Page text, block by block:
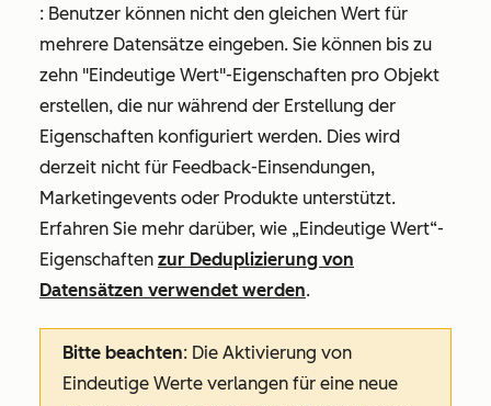
: Benutzer können nicht den gleichen Wert für
mehrere Datensätze eingeben. Sie können bis zu
zehn "Eindeutige Wert"-Eigenschaften pro Objekt
erstellen, die nur während der Erstellung der
Eigenschaften konfiguriert werden. Dies wird
derzeit nicht für Feedback-Einsendungen,
Marketingevents oder Produkte unterstützt.
Erfahren Sie mehr darüber, wie „Eindeutige Wert“-
Eigenschaften zur Deduplizierung von
Datensätzen verwendet werden.
Bitte beachten: Die Aktivierung von
Eindeutige Werte verlangen für eine neue